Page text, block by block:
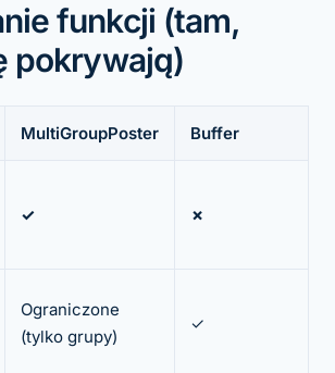
funkcji (tam,
pokrywają)
MultiGroupPoster Buffer
✓ ✗
Ograniczone
(tylko grupy)
✓